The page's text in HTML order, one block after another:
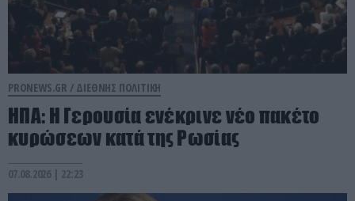
PRONEWS.GR / ΔΙΕΘΝΗΣ ΠΟΛΙΤΙΚΗ
ΗΠΑ: Η Γερουσία ενέκρινε νέο πακέτο
κυρώσεων κατά της Ρωσίας
07.08.2026 | 22:23